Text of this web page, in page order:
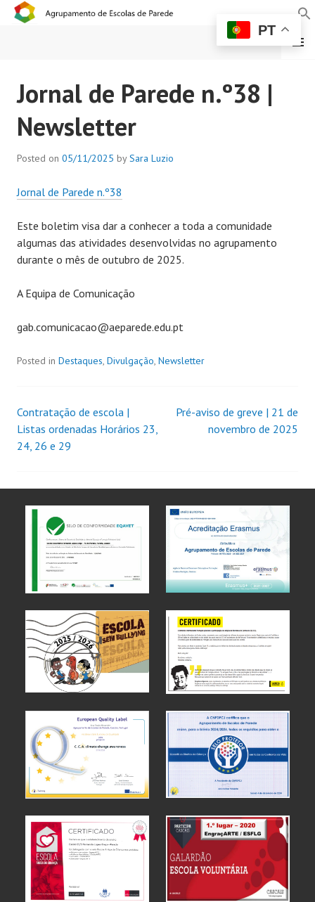
AGRUPAMENTO DE
ESCOLAS DE PAREDE
MENU
Jornal de Parede n.º38 |
Newsletter
Posted on 05/11/2025 bySara Luzio
Jornal de Parede n.º38
Este boletim visa dar a conhecer a toda a comunidade
algumas das atividades desenvolvidas no agrupamento
durante o mês de outubro de 2025.
A Equipa de Comunicação
gab.comunicacao@aeparede.edu.pt
Posted in Destaques, Divulgação, Newsletter
Contratação de escola |
Listas ordenadas Horários 23,
24, 26 e 29
Pré-aviso de greve | 21 de
novembro de 2025
PT